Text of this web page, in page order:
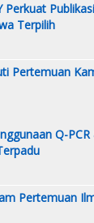
Perkuat
Terpilih
Pertemuan
Q-
Pertemuan